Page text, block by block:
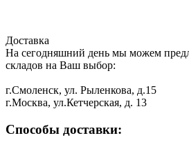
Доставка
На сегодняшний день мы можем
складов на Ваш выбор:
г.Смоленск, ул. Рыленкова, д.15
г.Москва, ул.Кетчерская, д. 13
Способы доставки: